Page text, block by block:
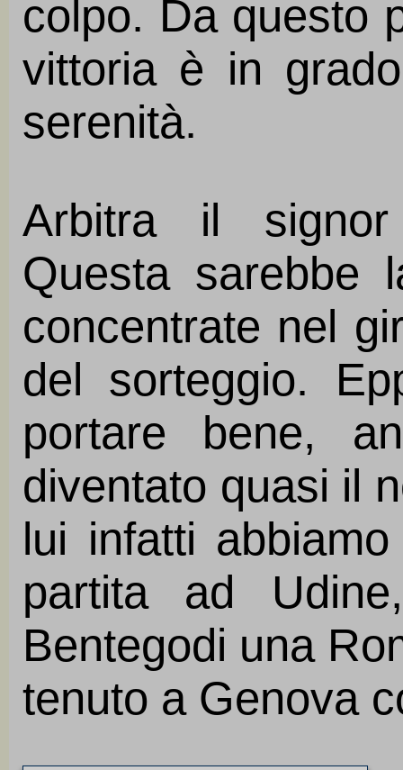
colpo. Da questo
vittoria è in
serenità.
Arbitra il
Questa sarebbe
concentrate nel
del sorteggio.
portare bene,
diventato quasi il
lui infatti
partita ad
Bentegodi una
tenuto a Genova